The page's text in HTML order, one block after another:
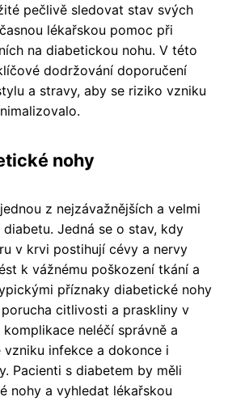
pečlivě sledovat stav svých
lékařskou pomoc při
na diabetickou nohu. V této
dodržování doporučení
a stravy, aby se riziko vzniku
nohy
z nejzávažnějších a velmi
Jedná se o stav, kdy
v krvi postihují cévy a nervy
k vážnému poškození tkání a
příznaky diabetické nohy
citlivosti a praskliny v
neléčí správně a
infekce a dokonce i
Pacienti s diabetem by měli
nohy a vyhledat lékařskou